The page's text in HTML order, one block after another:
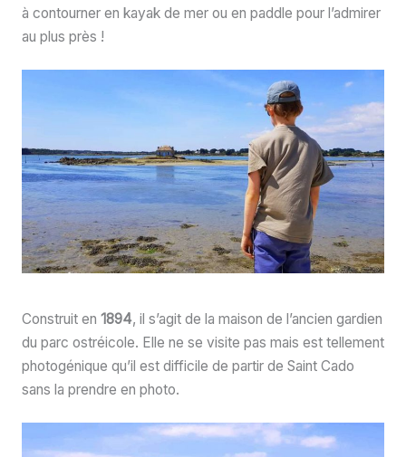
à contourner en kayak de mer ou en paddle pour l’admirer
au plus près !
Construit en 1894, il s’agit de la maison de l’ancien gardien
du parc ostréicole. Elle ne se visite pas mais est tellement
photogénique qu’il est difficile de partir de Saint Cado
sans la prendre en photo.